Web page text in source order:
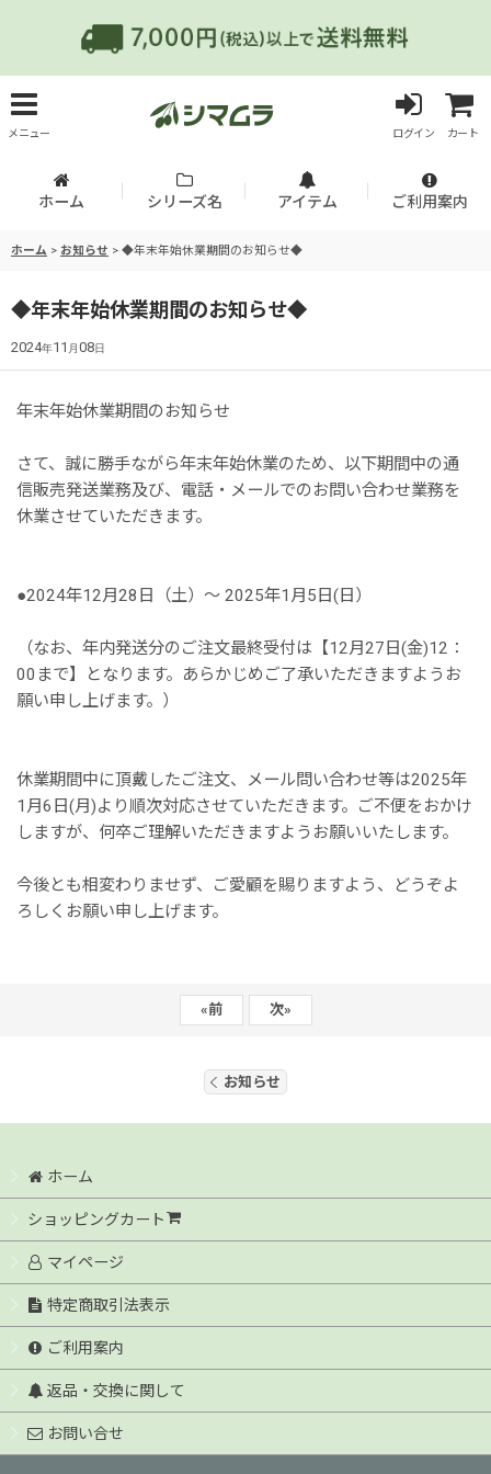
メニュー ログイン カート
ホーム シリーズ名 アイテム ご利用案内
ホーム > お知らせ > ◆年末年始休業期間のお知らせ◆
◆年末年始休業期間のお知らせ◆
2024年11 月08日
年末年始休業期間のお知らせ
さて、誠に勝手ながら年末年始休業のため、以下期間中の通
信販売発送業務及び、電話・メールでのお問い合わせ業務を
休業させていただきます。
●2024年12月28日（土）〜 2025年1月5日(日）
（なお、年内発送分のご注文最終受付は【12月27日(金)12：
00まで】となります。あらかじめご了承いただきますようお
願い申し上げます。）
休業期間中に頂戴したご注文、メール問い合わせ等は2025年
1月6日(月)より順次対応させていただきます。ご不便をおかけ
しますが、何卒ご理解いただきますようお願いいたします。
今後とも相変わりませず、ご愛顧を賜りますよう、どうぞよ
ろしくお願い申し上げます。
«前 次»
お知らせ
ホーム
ショッピングカート
マイページ
特定商取引法表示
ご利用案内
返品・交換に関して
お問い合せ